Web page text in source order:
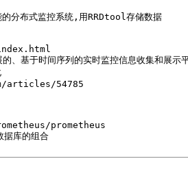
的分布式监控系统,用RRDtool存储数据
、基于时间序列的实时监控信息收集和展示
articles/54785
prometheus